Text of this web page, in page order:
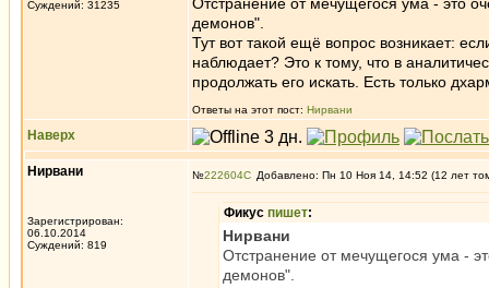
Суждений: 31235
демонов".
Тут вот такой ещё вопрос возникает:
наблюдает? Это к тому, что в
продолжать его искать. Есть только
Ответы на этот пост: Нирвани
Наверх
Нирвани
Зарегистрирован:
06.10.2014
Суждений: 819
№222604 Добавлено: Пн 10 Ноя 14, 14:52 (12 лет
Фикус пишет:
Нирвани
Отстранение от мечущегося ума -
демонов".